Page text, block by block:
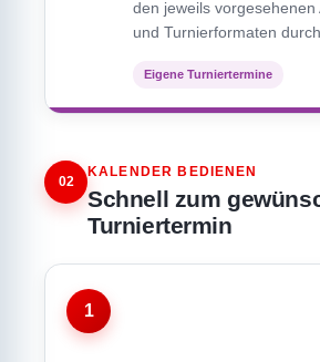
den jeweils vorgesehenen
und Turnierformaten
Eigene Turniertermine
02
KALENDER BEDIENEN
Schnell zum
Turniertermin
1